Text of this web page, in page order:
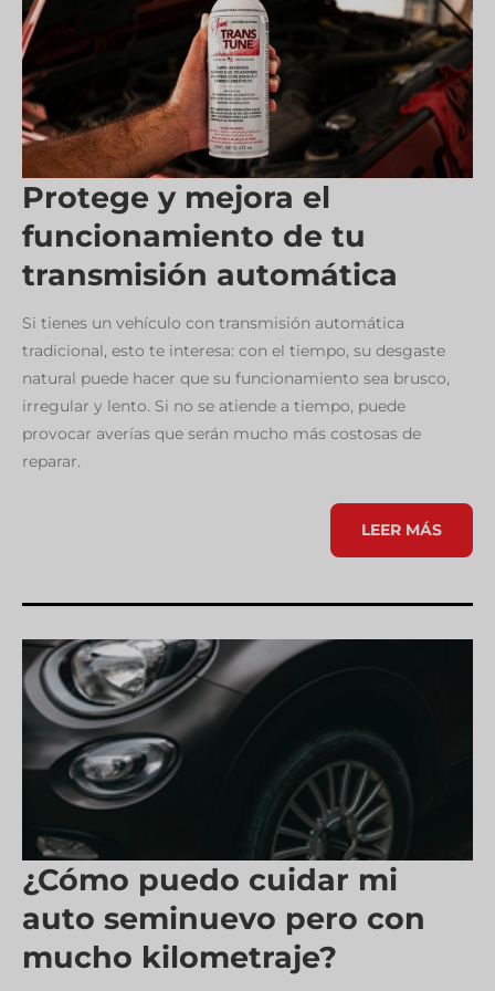
ELIMINAR
EL
RUIDO
HACEN?
Protege y mejora el
funcionamiento de tu
transmisión automática
Si tienes un vehículo con transmisión automática
tradicional, esto te interesa: con el tiempo, su desgaste
natural puede hacer que su funcionamiento sea brusco,
irregular y lento. Si no se atiende a tiempo, puede
provocar averías que serán mucho más costosas de
reparar.
PROTEGE
MEJORA
DE
AUTOMÁTICA
LEER MÁS
¿Cómo puedo cuidar mi
auto seminuevo pero con
mucho kilometraje?